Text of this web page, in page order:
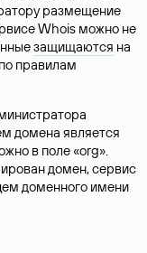
размещение
Whois можно не
защищаются на
правилам
домена является
в поле «org».
домен, сервис
доменного имени